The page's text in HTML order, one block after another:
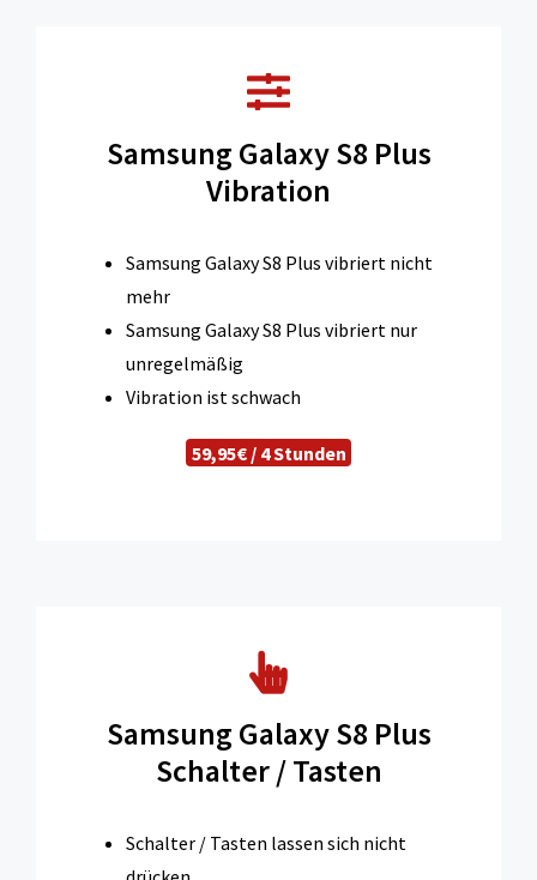
Samsung Galaxy S8 Plus
Vibration
Samsung Galaxy S8 Plus vibriert nicht
mehr
Samsung Galaxy S8 Plus vibriert nur
unregelmäßig
Vibration ist schwach
59,95€ / 4 Stunden
Samsung Galaxy S8 Plus
Schalter / Tasten
Schalter / Tasten lassen sich nicht